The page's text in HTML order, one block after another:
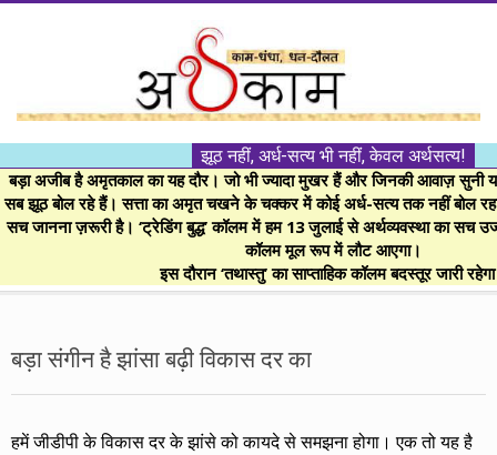
।।
अर्थकाम।।
BE
FINANCIALLY
CLEVER!
झूठ नहीं, अर्ध-सत्य भी नहीं, केवल अर्थसत्य!
बड़ा अजीब है अमृतकाल का यह दौर। जो भी ज्यादा मुखर हैं और जिनकी आवाज़ सुनी
सब झूठ बोल रहे हैं। सत्ता का अमृत चखने के चक्कर में कोई अर्ध-सत्य तक नहीं बोल
सच जानना ज़रूरी है। ‘ट्रेडिंग बुद्ध’ कॉलम में हम 13 जुलाई से अर्थव्यवस्था का सच
कॉलम मूल रूप में लौट आएगा।
इस दौरान ‘तथास्तु’ का साप्ताहिक कॉलम बदस्तूर जारी
Menu
बड़ा संगीन है झांसा बढ़ी विकास दर का
हमें जीडीपी के विकास दर के झांसे को कायदे से समझना होगा। एक तो यह है